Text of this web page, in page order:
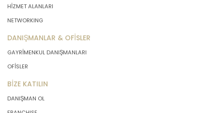
HİZMET ALANLARI
NETWORKING
DANIŞMANLAR & OFİSLER
GAYRİMENKUL DANIŞMANLARI
OFİSLER
BİZE KATILIN
DANIŞMAN OL